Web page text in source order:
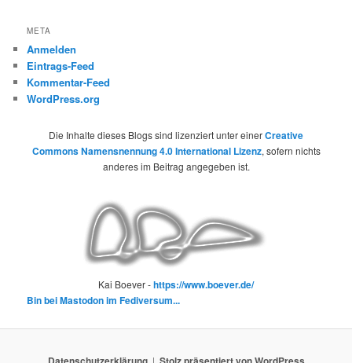
META
Anmelden
Eintrags-Feed
Kommentar-Feed
WordPress.org
Die Inhalte dieses Blogs sind lizenziert unter einerCreative
Commons Namensnennung 4.0 International Lizenz, sofern nichts
anderes im Beitrag angegeben ist.
Kai Boever -https://www.boever.de/
Bin bei Mastodon im Fediversum...